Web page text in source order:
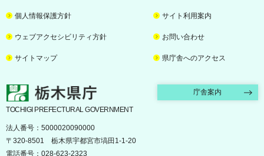
個人情報保護方針 サイト利用案内
ウェブアクセシビリティ方針 お問い合わせ
サイトマップ 県庁舎へのアクセス
栃木県庁 庁舎案内
TOCHIGI PREFECTURAL GOVERNMENT
法人番号：5000020090000
〒320-8501 栃木県宇都宮市塙田1-1-20
電話番号：028-623-2323